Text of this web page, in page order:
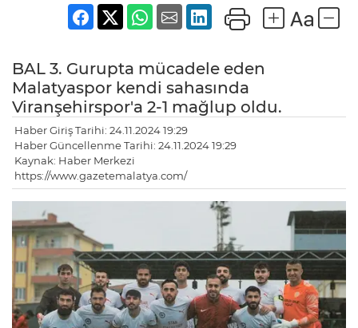
BAL 3. Gurupta mücadele eden
Malatyaspor kendi sahasında
Viranşehirspor'a 2-1 mağlup oldu.
Haber Giriş Tarihi: 24.11.2024 19:29
Haber Güncellenme Tarihi: 24.11.2024 19:29
Kaynak: Haber Merkezi
https://www.gazetemalatya.com/